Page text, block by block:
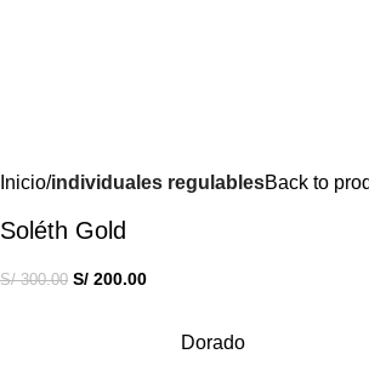
Inicio individuales regulablesBack to
Soléth Gold
S/300.00 S/ 200.00
Dorado